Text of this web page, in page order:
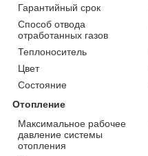
Гарантийный срок
Способ отвода
отработанных газов
Теплоноситель
Цвет
Состояние
Отопление
Максимальное рабочее
давление системы
отопления